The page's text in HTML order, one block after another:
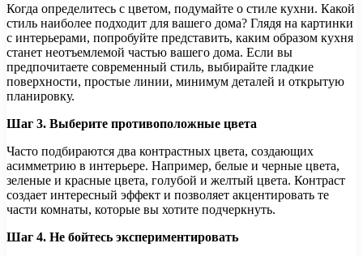
Когда определитесь с цветом, подумайте о стиле кухни. Какой
стиль наиболее подходит для вашего дома? Глядя на картинки
с интерьерами, попробуйте представить, каким образом кухня
станет неотъемлемой частью вашего дома. Если вы
предпочитаете современный стиль, выбирайте гладкие
поверхности, простые линии, минимум деталей и открытую
планировку.
Шаг 3. Выберите противоположные цвета
Часто подбираются два контрастных цвета, создающих
асимметрию в интерьере. Например, белые и черные цвета,
зеленые и красные цвета, голубой и желтый цвета. Контраст
создает интересный эффект и позволяет акцентировать те
части комнаты, которые вы хотите подчеркнуть.
Шаг 4. Не бойтесь экспериментировать